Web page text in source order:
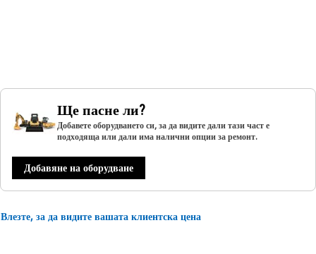
Ще пасне ли?
Добавете оборудването си, за да видите дали тази част е
подходяща или дали има налични опции за ремонт.
Добавяне на оборудване
Влезте, за да видите вашата клиентска цена